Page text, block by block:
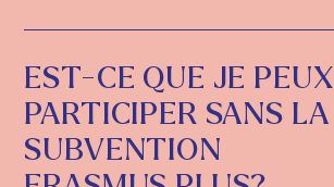
EST-CE QUE JE PEUX
PARTICIPER SANS LA
SUBVENTION